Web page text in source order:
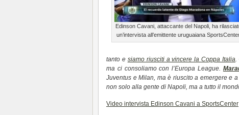
Edinson Cavani, attaccante del Napoli, ha
un’intervista all’emittente uruguaiana
tanto e siamo riusciti a vincere la Coppa Italia.
ma ci consoliamo con l’Europa League.
Juventus e Milan, ma è riuscito a emergere e
non solo alla gente di Napoli, ma a tutto il
Video intervista Edinson Cavani a SportsCenter